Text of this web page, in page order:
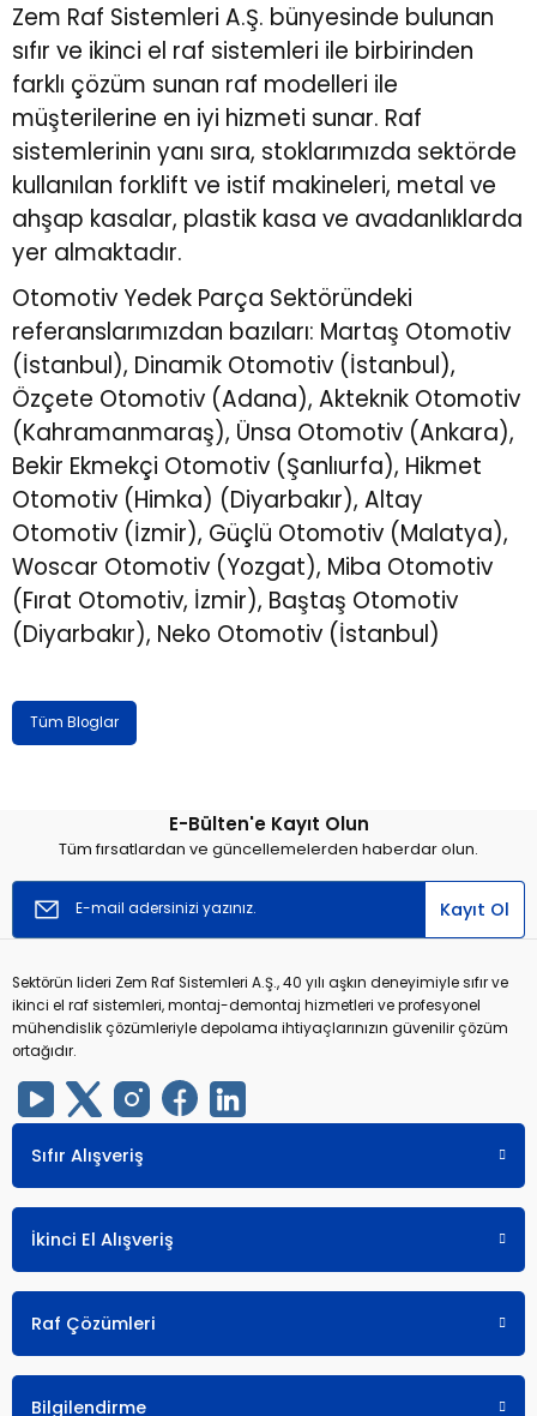
Zem Raf Sistemleri A.Ş. bünyesinde bulunan
sıfır ve ikinci el raf sistemleri ile birbirinden
farklı çözüm sunan raf modelleri ile
müşterilerine en iyi hizmeti sunar. Raf
sistemlerinin yanı sıra, stoklarımızda sektörde
kullanılan forklift ve istif makineleri, metal ve
ahşap kasalar, plastik kasa ve avadanlıklarda
yer almaktadır.
Otomotiv Yedek Parça Sektöründeki
referanslarımızdan bazıları: Martaş Otomotiv
(İstanbul), Dinamik Otomotiv (İstanbul),
Özçete Otomotiv (Adana), Akteknik Otomotiv
(Kahramanmaraş), Ünsa Otomotiv (Ankara),
Bekir Ekmekçi Otomotiv (Şanlıurfa), Hikmet
Otomotiv (Himka) (Diyarbakır), Altay
Otomotiv (İzmir), Güçlü Otomotiv (Malatya),
Woscar Otomotiv (Yozgat), Miba Otomotiv
(Fırat Otomotiv, İzmir), Baştaş Otomotiv
(Diyarbakır), Neko Otomotiv (İstanbul)
Tüm Bloglar
E-Bülten'e Kayıt Olun
Tüm fırsatlardan ve güncellemelerden haberdar olun.
Kayıt Ol
Sektörün lideri Zem Raf Sistemleri A.Ş., 40 yılı aşkın deneyimiyle sıfır ve
ikinci el raf sistemleri, montaj-demontaj hizmetleri ve profesyonel
mühendislik çözümleriyle depolama ihtiyaçlarınızın güvenilir çözüm
ortağıdır.
Sıfır Alışveriş
İkinci El Alışveriş
Raf Çözümleri
Bilgilendirme